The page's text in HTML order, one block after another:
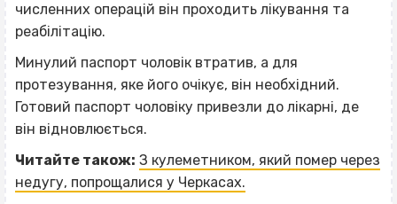
численних операцій він проходить лікування та
реабілітацію.
Минулий паспорт чоловік втратив, а для
протезування, яке його очікує, він необхідний.
Готовий паспорт чоловіку привезли до лікарні, де
він відновлюється.
Читайте також: З кулеметником, який помер через
недугу, попрощалися у Черкасах.